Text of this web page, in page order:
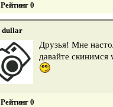
Рейтинг 0
dullar
Друзья! Мне
давайте скинимся
Рейтинг 0